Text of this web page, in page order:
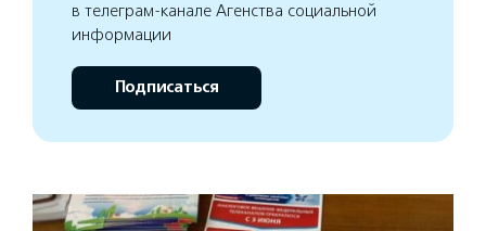
в телеграм-канале Агенства социальной
информации
Подписаться